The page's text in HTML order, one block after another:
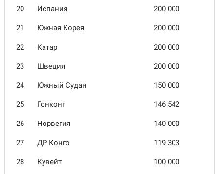
20 Испания 200 000
21 Южная Корея 200 000
22 Катар 200 000
23 Швеция 200 000
24 Южный Судан 150 000
25 Гонконг 146 542
26 Норвегия 140 000
27 ДР Конго 119 303
28 Кувейт 100 000